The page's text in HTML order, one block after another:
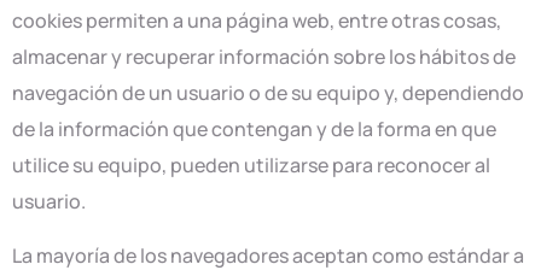
cookies permiten a una página web, entre otras cosas,
almacenar y recuperar información sobre los hábitos de
navegación de un usuario o de su equipo y, dependiendo
de la información que contengan y de la forma en que
utilice su equipo, pueden utilizarse para reconocer al
usuario.
La mayoría de los navegadores aceptan como estándar a